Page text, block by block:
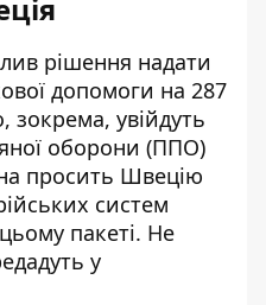
рішення надати
допомоги на 287
зокрема, увійдуть
оборони (ППО)
просить Швецію
систем
пакеті. Не
у